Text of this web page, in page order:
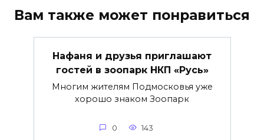
Вам также может понравиться
Нафаня и друзья приглашают
гостей в зоопарк НКП «Русь»
Многим жителям Подмосковья уже
хорошо знаком Зоопарк
0 143